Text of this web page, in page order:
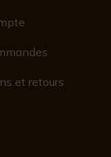
et retours